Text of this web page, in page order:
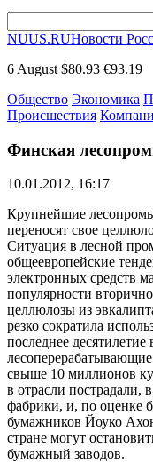
NUUS.RUНовости
6 August $80.93 €93.19
Общество Экономика
Происшествия
Финская
10.01.2012, 16:17
Крупнейшие
переносят свое
Ситуация в лесной
общеевропейские
электронных средств
популярности
целлюлозы из
резко сократила
последнее
свыше 10 миллионов
в отрасли пострадали,
фабрики, и, по оценке
бумажников Йоуко
стране могут
бумажный заводов.